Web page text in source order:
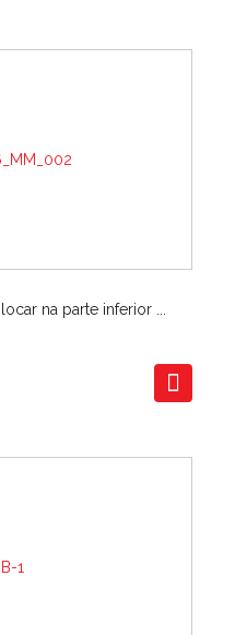
na parte inferior ...